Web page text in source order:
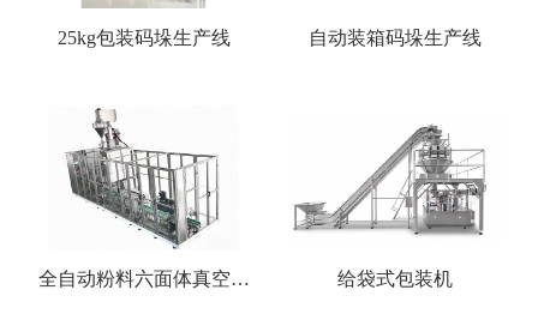
25kg包装码垛生产线 自动装箱码垛生产线
全自动粉料六面体真空包
给袋式包装机